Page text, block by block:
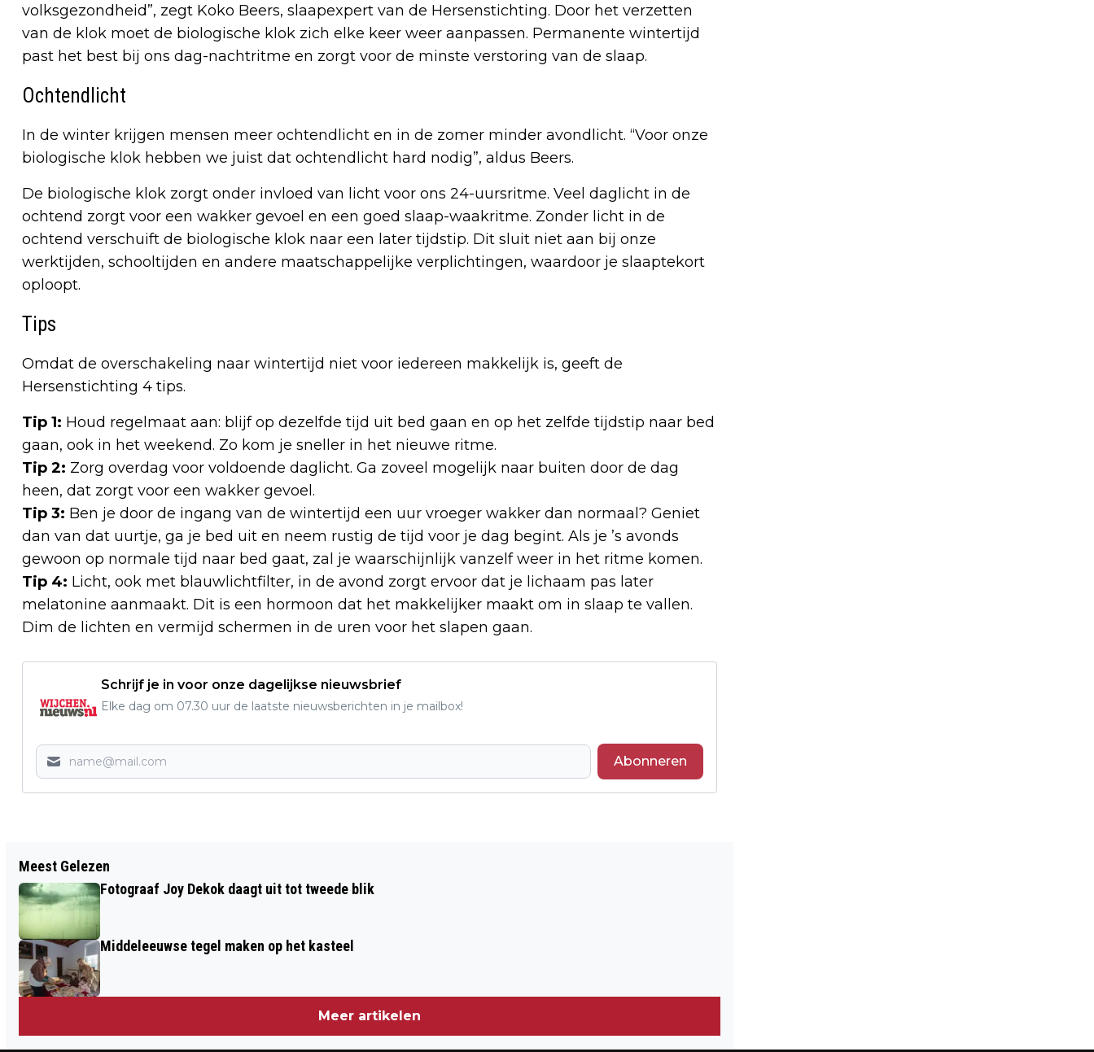
volksgezondheid”, zegt Koko Beers, slaapexpert van de Hersenstichting. Door het verzetten
van de klok moet de biologische klok zich elke keer weer aanpassen. Permanente wintertijd
past het best bij ons dag-nachtritme en zorgt voor de minste verstoring van de slaap.
Ochtendlicht
In de winter krijgen mensen meer ochtendlicht en in de zomer minder avondlicht. “Voor onze
biologische klok hebben we juist dat ochtendlicht hard nodig”, aldus Beers.
De biologische klok zorgt onder invloed van licht voor ons 24-uursritme. Veel daglicht in de
ochtend zorgt voor een wakker gevoel en een goed slaap-waakritme. Zonder licht in de
ochtend verschuift de biologische klok naar een later tijdstip. Dit sluit niet aan bij onze
werktijden, schooltijden en andere maatschappelijke verplichtingen, waardoor je slaaptekort
oploopt.
Tips
Omdat de overschakeling naar wintertijd niet voor iedereen makkelijk is, geeft de
Hersenstichting 4 tips.
Tip 1: Houd regelmaat aan: blijf op dezelfde tijd uit bed gaan en op het zelfde tijdstip naar bed
gaan, ook in het weekend. Zo kom je sneller in het nieuwe ritme.
Tip 2: Zorg overdag voor voldoende daglicht. Ga zoveel mogelijk naar buiten door de dag
heen, dat zorgt voor een wakker gevoel.
Tip 3: Ben je door de ingang van de wintertijd een uur vroeger wakker dan normaal? Geniet
dan van dat uurtje, ga je bed uit en neem rustig de tijd voor je dag begint. Als je ’s avonds
gewoon op normale tijd naar bed gaat, zal je waarschijnlijk vanzelf weer in het ritme komen.
Tip 4: Licht, ook met blauwlichtfilter, in de avond zorgt ervoor dat je lichaam pas later
melatonine aanmaakt. Dit is een hormoon dat het makkelijker maakt om in slaap te vallen.
Dim de lichten en vermijd schermen in de uren voor het slapen gaan.
Schrijf je in voor onze dagelijkse nieuwsbrief
Elke dag om 07.30 uur de laatste nieuwsberichten in je mailbox!
Abonneren
DE KLOK BEGINT VANNACHT AAN DE
WINTER
Meest Gelezen
Fotograaf Joy Dekok daagt uit tot tweede blik
Middeleeuwse tegel maken op het kasteel
Meer artikelen